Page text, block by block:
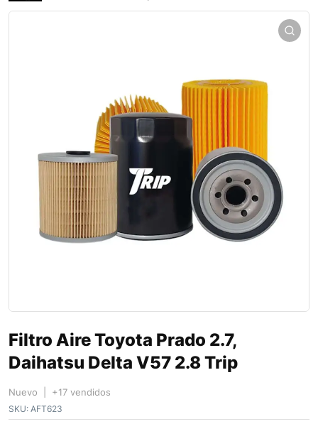
Filtro Aire Toyota Prado 2.7,
Daihatsu Delta V57 2.8 Trip
Nuevo | +17 vendidos
SKU: AFT623